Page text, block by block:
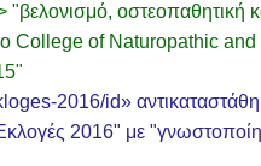
College of Naturopathic
2016/id»
2016" με